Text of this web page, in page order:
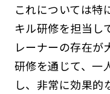
これについては特
キル研修を担当し
レーナーの存在が
研修を通じて、一
し、非常に効果的